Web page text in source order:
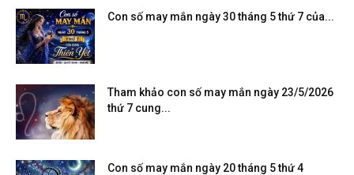
Con số may mắn ngày 30 tháng 5 thứ 7 của...
Tham khảo con số may mắn ngày 23/5/2026
thứ 7 cung...
Con số may mắn ngày 20 tháng 5 thứ 4